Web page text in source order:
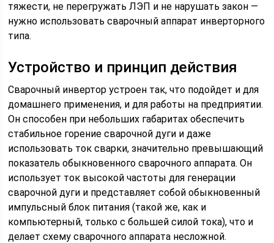
тяжести, не перегружать ЛЭП и не нарушать закон —
нужно использовать сварочный аппарат инверторного
типа.
Устройство и принцип действия
Сварочный инвертор устроен так, что подойдет и для
домашнего применения, и для работы на предприятии.
Он способен при небольших габаритах обеспечить
стабильное горение сварочной дуги и даже
использовать ток сварки, значительно превышающий
показатель обыкновенного сварочного аппарата. Он
использует ток высокой частоты для генерации
сварочной дуги и представляет собой обыкновенный
импульсный блок питания (такой же, как и
компьютерный, только с большей силой тока), что и
делает схему сварочного аппарата несложной.